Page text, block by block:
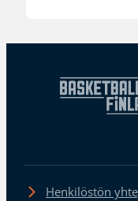
Henkilöstön